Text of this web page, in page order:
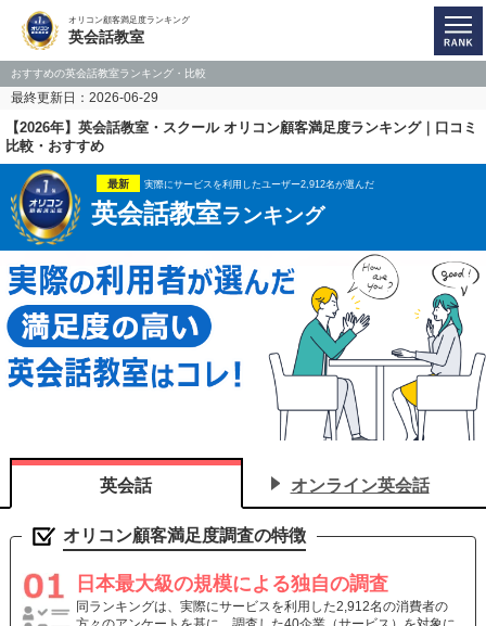
オリコン顧客満足度ランキング
英会話教室
おすすめの英会話教室ランキング・比較
最終更新日：2026-06-29
【2026年】英会話教室・スクール オリコン顧客満足度ランキング｜口コミ
比較・おすすめ
最新 実際にサービスを利用したユーザー2,912名が選んだ
英会話教室ランキング
英会話 オンライン英会話
オリコン顧客満足度調査の特徴
日本最大級の規模による独自の調査
同ランキングは、実際にサービスを利用した2,912名の消費者の